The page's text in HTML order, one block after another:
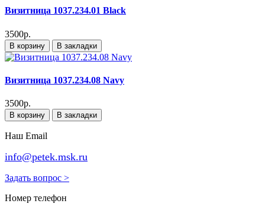
Визитница 1037.234.01 Black
3500р.
В корзину В закладки
Визитница 1037.234.08 Navy
3500р.
В корзину В закладки
Наш Email
info@petek.msk.ru
Задать вопрос >
Номер телефон